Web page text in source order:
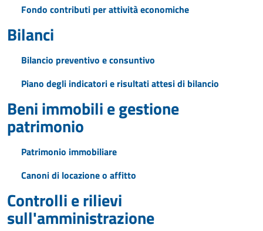
Fondo contributi per attività economiche
Bilanci
Bilancio preventivo e consuntivo
Piano degli indicatori e risultati attesi di bilancio
Beni immobili e gestione
patrimonio
Patrimonio immobiliare
Canoni di locazione o affitto
Controlli e rilievi
sull'amministrazione